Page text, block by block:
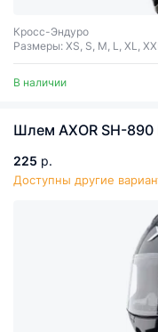
Кросс-Эндуро
Размеры: XS, S, M, L, XL,
В наличии
Шлем AXOR SH-890
225 р.
Доступны другие